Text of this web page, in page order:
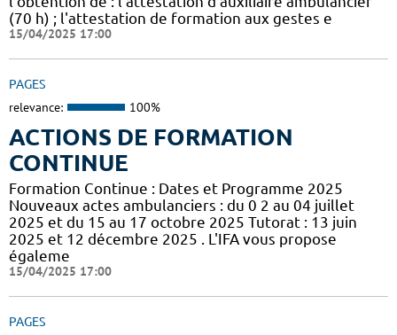
(70 h) ; l'attestation de formation aux gestes e
15/04/2025 17:00
PAGES
relevance: 100%
ACTIONS DE FORMATION
CONTINUE
Formation Continue : Dates et Programme 2025
Nouveaux actes ambulanciers : du 0 2 au 04 juillet
2025 et du 15 au 17 octobre 2025 Tutorat : 13 juin
2025 et 12 décembre 2025 . L'IFA vous propose
égaleme
15/04/2025 17:00
PAGES